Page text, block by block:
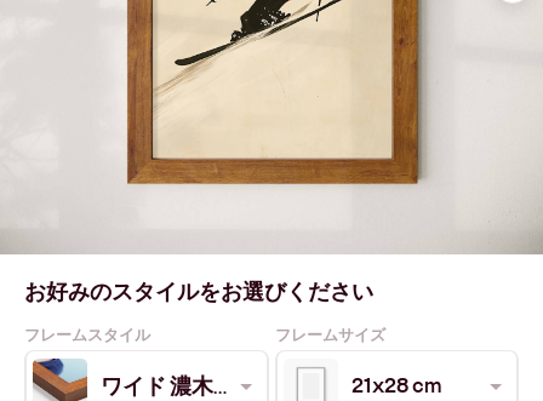
お好みのスタイルをお選びください
フレームスタイル フレームサイズ
ワイド 濃木目 21x28 cm